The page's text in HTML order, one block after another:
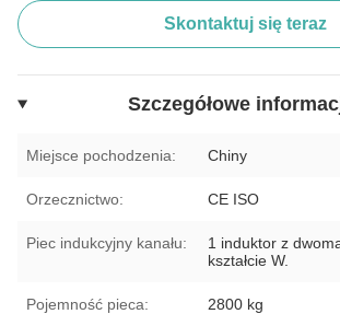
Skontaktuj się teraz
Szczegółowe
Miejsce pochodzenia: Chiny
Orzecznictwo: CE ISO
Piec indukcyjny kanału:
1 induktor z
kształcie W.
Pojemność pieca: 2800 kg